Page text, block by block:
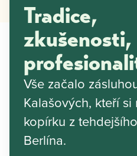
Tradice,
zkušenosti,
Vše začalo
Kalašových, kteří
kopírku z
Berlína.